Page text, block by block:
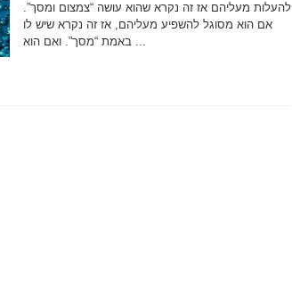
להעלות מעליהם אז זה נקרא שהוא עושה “צמצום ומסך”.
אם הוא מסוגל להשפיע מעליהם, אז זה נקרא שיש לו
באמת “מסך”. ואם הוא ...